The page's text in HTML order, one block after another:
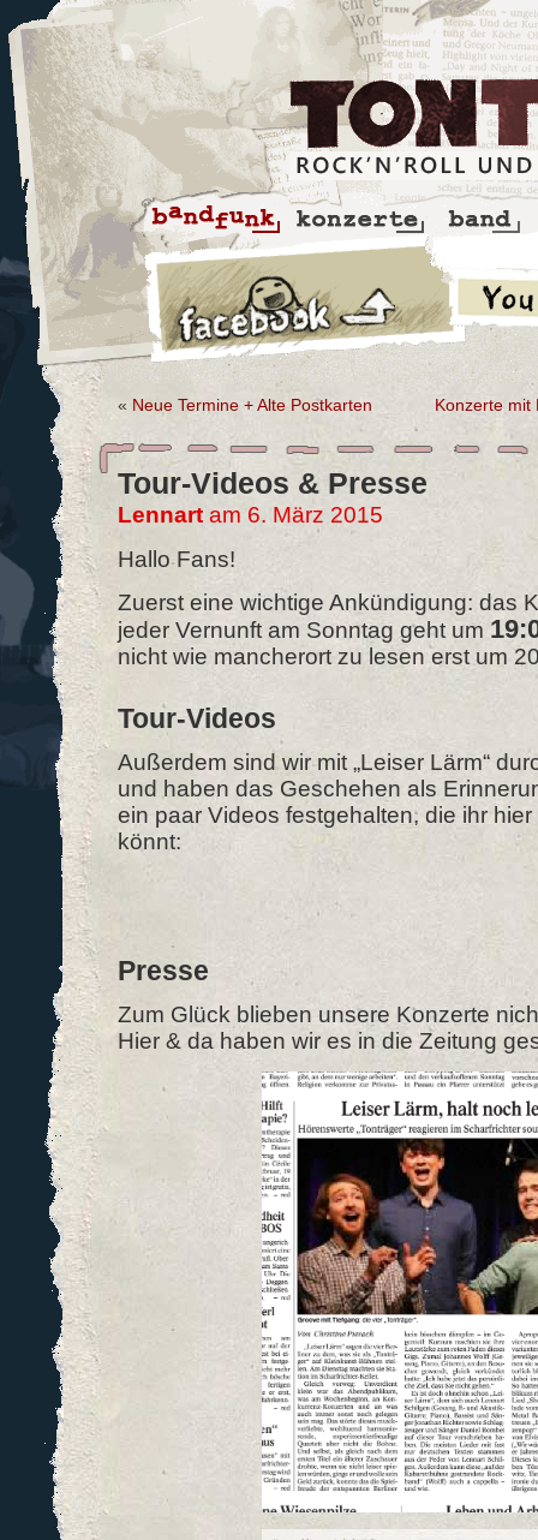
« Neue Termine + Alte Postkarten Konzerte mit
Tour-Videos & Presse
Lennartam 6. März 2015
Hallo Fans!
Zuerst eine wichtige Ankündigung: das
jeder Vernunft am Sonntag geht um
nicht wie mancherort zu lesen erst um
Tour-Videos
Außerdem sind wir mit „Leiser Lärm“
und haben das Geschehen als
ein paar Videos festgehalten, die ihr
könnt:
Presse
Zum Glück blieben unsere Konzerte
Hier & da haben wir es in die Zeitung